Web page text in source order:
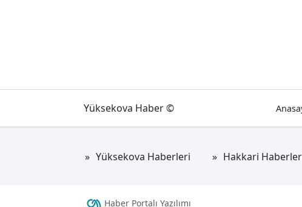
Yüksekova Haber ©
Yüksekova Haberleri Hakkari
Haber Portalı Yazılımı